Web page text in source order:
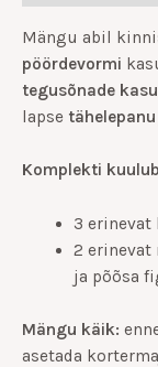
Mängu abil
pöördevormi
tegusõnade
lapse
Komplekti
3
2
ja põõsa
Mängu käik:
asetada